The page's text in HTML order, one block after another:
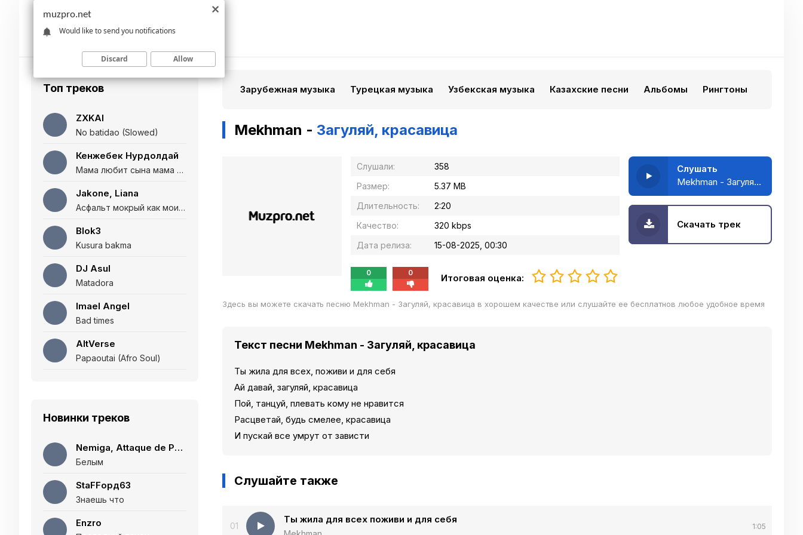
Топ треков
ZXKAI
No batidao (Slowed)
Кенжебек Нурдолдай
Мама любит сына мама любит дочь (Полная версия)
Jakone, Liana
Асфальт мокрый как мои глаза и я нарезаю
Blok3
Kusura bakma
DJ Asul
Matadora
Imael Angel
Bad times
AltVerse
Papaoutai (Afro Soul)
Новинки треков
Nemiga, Attaque de Panique
Белым
StaFFорд63
Знаешь что
Enzro
Зарубежная музыка Турецкая музыка Узбекская музыка Казахские песни Альбомы Рингтоны
Mekhman - Загуляй, красавица
Слушали:
358
Размер:
5.37 MB
Длительность:
2:20
Качество:
320 kbps
Дата релиза:
15-08-2025, 00:30
0 0 Итоговая оценка:
Слушать
Mekhman - Загуляй, красавица
Скачать трек
Здесь вы можете скачать песню Mekhman - Загуляй, красавица в хорошем качестве или слушайте ее бесплатнов любое удобное время
Текст песни Mekhman - Загуляй, красавица
Ты жила для всех, поживи и для себя
Ай давай, загуляй, красавица
Пой, танцуй, плевать кому не нравится
Расцветай, будь смелее, красавица
И пускай все умрут от зависти
Слушайте также
01
Ты жила для всех поживи и для себя
1:05
muzpro.net
Would like to send you notifications
Discard Allow